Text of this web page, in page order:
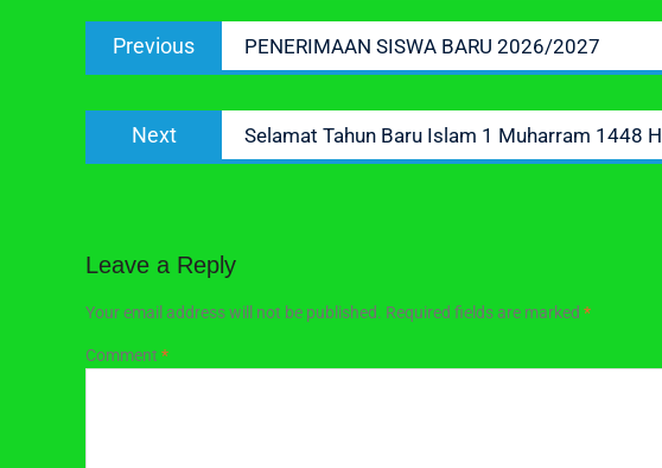
Post
navigation
Previous
post:
PENERIMAAN SISWA BARU 2026/2027
Next
Next
post:
Selamat Tahun Baru Islam 1 Muharram 1448 H
Leave a Reply
Your email address will not be published. Required fields are marked *
Comment *